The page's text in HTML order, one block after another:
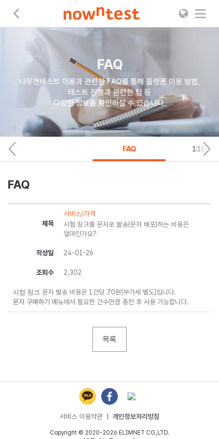
FAQ
나우앤테스트 이용과 관련한 FAQ를 통해 플랫폼 이용 방법,
테스트 진행과 관련한 팁 등
다양한 정보를 확인하실 수 있습니다.
FAQ 1:1상담
FAQ
제목
서비스/가격
시험 링크를 문자로 발송(문자 배포)하는 비용은
얼마인가요?
작성일 24-01-26
조회수 2,302
시험 링크 문자 발송 비용은 1건당 70원(부가세 별도)입니다.
문자 구매하기 메뉴에서 필요한 건수만큼 충전 후 사용 가능합니다.
목록
서비스 이용약관 개인정보처리방침
Copyright © 2020-2026 ELIMNET CO.,LTD.